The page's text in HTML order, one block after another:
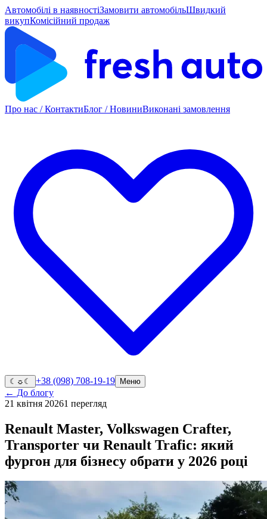
Автомобілі в наявностіЗамовити автомобільШвидкий
викупКомісійний продаж
Про нас / КонтактиБлог / НовиниВиконані замовлення
☾ ☼ ☾ +38 (098) 708-19-19 Меню
← До блогу
21 квітня 20261 перегляд
Renault Master, Volkswagen Crafter,
Transporter чи Renault Trafic: який
фургон для бізнесу обрати у 2026 році